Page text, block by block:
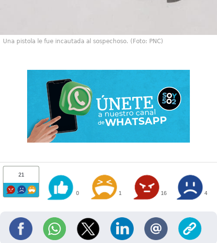
Una pistola le fue incautada al sospechoso. (Foto: PNC)
21
0 1 16 4